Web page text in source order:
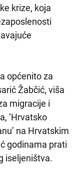
krize, koja
općenito za
Žabčić, viša
migracije i
‘Hrvatsko
na Hrvatskim
godinama prati
iseljeništva.